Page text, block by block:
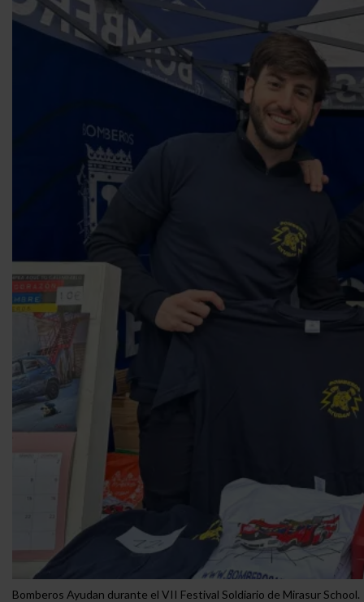
Bomberos Ayudan durante el VII Festival Soldiario de Mirasur School.